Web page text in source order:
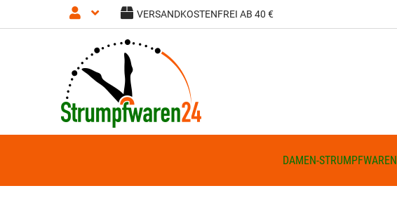
VERSANDKOSTENFREI AB 40 €
Anmelden Registrieren
DAMEN-STRUMPFWAREN